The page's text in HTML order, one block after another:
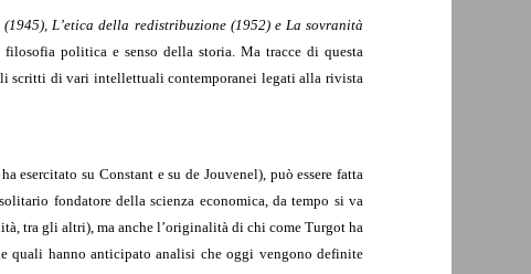
(1945), L’etica della redistribuzione (1952) e La sovranità
politica e senso della storia. Ma tracce di questa
scritti di vari intellettuali contemporanei legati alla rivista
esercitato su Constant e su de Jouvenel), può essere fatta
fondatore della scienza economica, da tempo si va
tra gli altri), ma anche l’originalità di chi come Turgot ha
quali hanno anticipato analisi che oggi vengono definite